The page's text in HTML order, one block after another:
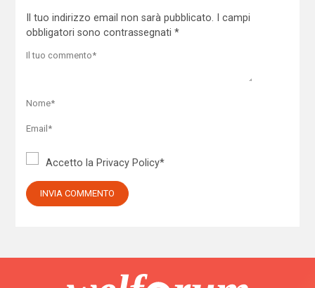
Il tuo indirizzo email non sarà pubblicato.
I campi
obbligatori sono contrassegnati *
Accetto la Privacy Policy*